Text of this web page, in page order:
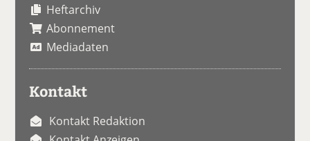
Heftarchiv
Abonnement
Mediadaten
Kontakt
Kontakt Redaktion